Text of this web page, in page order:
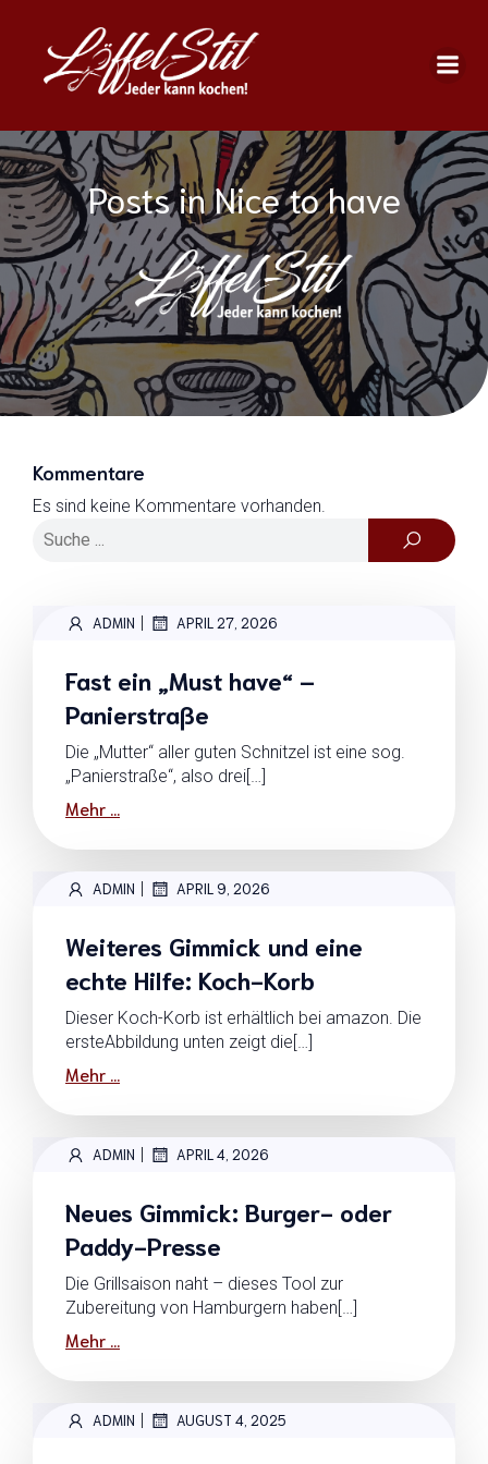
Posts in Nice to have
Kommentare
Es sind keine Kommentare vorhanden.
ADMIN | APRIL 27, 2026
Fast ein „Must have“ –
Panierstraße
Die „Mutter“ aller guten Schnitzel ist eine sog.
„Panierstraße“, also drei[…]
Mehr ...
ADMIN | APRIL 9, 2026
Weiteres Gimmick und eine
echte Hilfe: Koch-Korb
Dieser Koch-Korb ist erhältlich bei amazon. Die
ersteAbbildung unten zeigt die[…]
Mehr ...
ADMIN | APRIL 4, 2026
Neues Gimmick: Burger- oder
Paddy-Presse
Die Grillsaison naht – dieses Tool zur
Zubereitung von Hamburgern haben[…]
Mehr ...
ADMIN | AUGUST 4, 2025